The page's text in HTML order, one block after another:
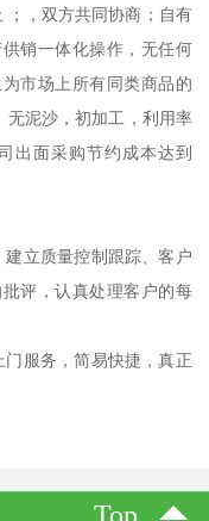
；，双方共同协商；自有
销一体化操作，无任何
市场上所有同类商品的
无泥沙，初加工，利用率
出面采购节约成本达到
立质量控制跟踪、客户
评，认真处理客户的每
服务，简易快捷，真正